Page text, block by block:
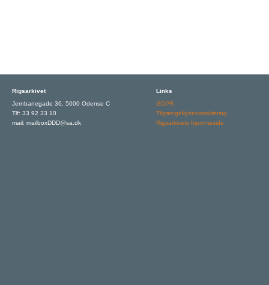
Rigsarkivet
Jernbanegade 36, 5000 Odense C
Tlf: 33 92 33 10
mail: mailboxDDD@sa.dk
Links
GDPR
Tilgængelighedserklæring
Rigsarkivets hjemmeside